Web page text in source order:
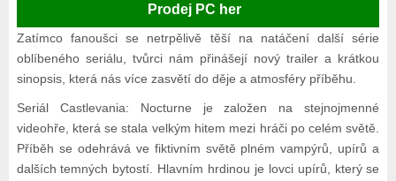
Prodej PC her
Zatímco fanoušci se netrpělivě těší na natáčení další série
oblíbeného seriálu, tvůrci nám přinášejí nový trailer a krátkou
sinopsis, která nás více zasvětí do děje a atmosféry příběhu.
Seriál Castlevania: Nocturne je založen na stejnojmenné
videohře, která se stala velkým hitem mezi hráči po celém světě.
Příběh se odehrává ve fiktivním světě plném vampýrů, upírů a
dalších temných bytostí. Hlavním hrdinou je lovci upírů, který se